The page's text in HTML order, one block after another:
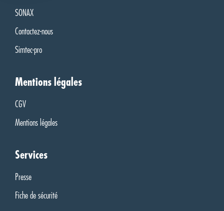
SONAX
Contactez-nous
Simtec-pro
Mentions légales
CGV
Mentions légales
Services
Presse
Fiche de sécurité